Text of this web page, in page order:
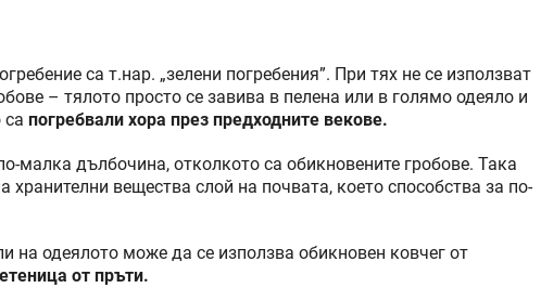
са т.нар. „зелени погребения”. При тях не се използват
– тялото просто се завива в пелена или в голямо одеяло и
са погребвали хора през предходните векове.
малка дълбочина, отколкото са обикновените гробове. Така
хранителни вещества слой на почвата, което способства за по-
на одеялото може да се използва обикновен ковчег от
от пръти.